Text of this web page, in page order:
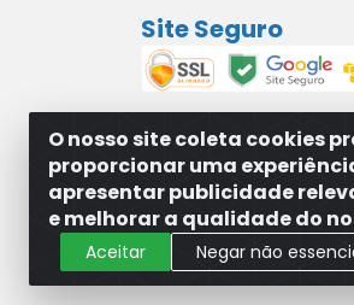
O nosso site coleta cookies
proporcionar uma
apresentar publicidade
e melhorar a qualidade do
Aceitar Negar não
Site Seguro
MAXXISUPRI